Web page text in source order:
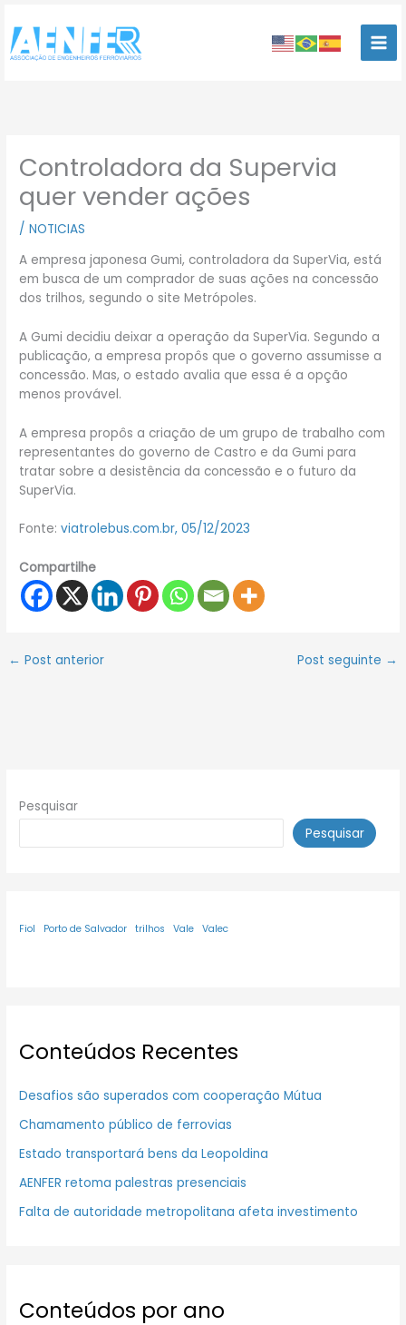
para
conteúdo
Controladora da Supervia
quer vender ações
/NOTICIAS
A empresa japonesa Gumi, controladora da SuperVia, está
em busca de um comprador de suas ações na concessão
dos trilhos, segundo o site Metrópoles.
A Gumi decidiu deixar a operação da SuperVia. Segundo a
publicação, a empresa propôs que o governo assumisse a
concessão. Mas, o estado avalia que essa é a opção
menos provável.
A empresa propôs a criação de um grupo de trabalho com
representantes do governo de Castro e da Gumi para
tratar sobre a desistência da concessão e o futuro da
SuperVia.
Fonte:viatrolebus.com.br, 05/12/2023
Compartilhe
← Post anterior Post seguinte →
Pesquisar
Pesquisar
Fiol Porto de Salvador trilhos Vale Valec
Conteúdos Recentes
Desafios são superados com cooperação Mútua
Chamamento público de ferrovias
Estado transportará bens da Leopoldina
AENFER retoma palestras presenciais
Falta de autoridade metropolitana afeta investimento
Conteúdos por ano